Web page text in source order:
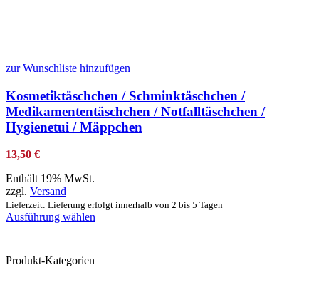
zur Wunschliste hinzufügen
Kosmetiktäschchen / Schminktäschchen /
Medikamententäschchen / Notfalltäschchen /
Hygienetui / Mäppchen
13,50 €
Enthält 19% MwSt.
zzgl. Versand
Lieferzeit: Lieferung erfolgt innerhalb von 2 bis 5 Tagen
Ausführung wählen
Produkt-Kategorien